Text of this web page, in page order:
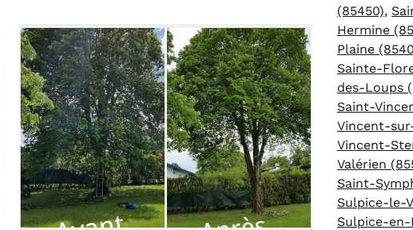
(85450),
Hermine
Plaine
Sainte-
des-Loups
Saint-
Vincent-
Vincent-
Valérien
Saint-
Sulpice-le-
Sulpice-en-